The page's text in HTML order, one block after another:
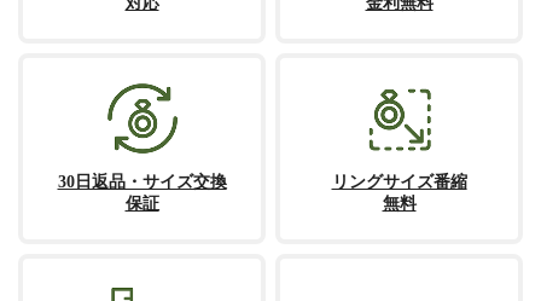
30日返品・サイズ交換
保証
リングサイズ番縮
無料